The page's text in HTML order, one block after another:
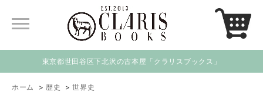
東京都世田谷区下北沢の古本屋「クラリスブックス」
ホーム > 歴史 >世界史